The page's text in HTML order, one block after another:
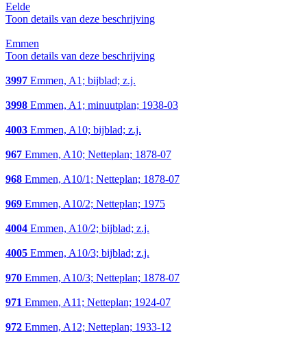
Eelde
Toon details van deze beschrijving
Emmen
Toon details van deze beschrijving
3997 Emmen, A1; bijblad; z.j.
3998 Emmen, A1; minuutplan; 1938-03
4003 Emmen, A10; bijblad; z.j.
967 Emmen, A10; Netteplan; 1878-07
968 Emmen, A10/1; Netteplan; 1878-07
969 Emmen, A10/2; Netteplan; 1975
4004 Emmen, A10/2; bijblad; z.j.
4005 Emmen, A10/3; bijblad; z.j.
970 Emmen, A10/3; Netteplan; 1878-07
971 Emmen, A11; Netteplan; 1924-07
972 Emmen, A12; Netteplan; 1933-12